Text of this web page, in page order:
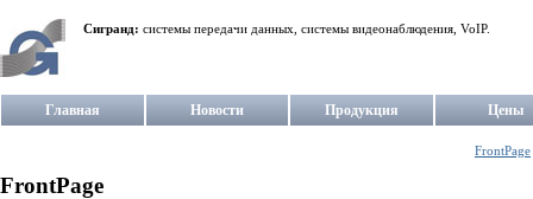
Сигранд: системы передачи данных, системы видеонаблюдения, VoIP.
Главная Новости Продукция Цены
FrontPage
FrontPage